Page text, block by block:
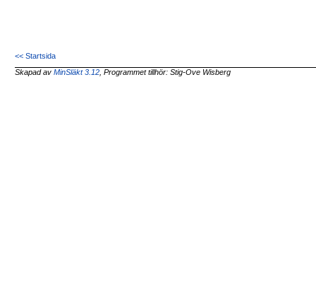
<< Startsida
Skapad avMinSläkt 3.12 , Programmet tillhör: Stig-Ove Wisberg